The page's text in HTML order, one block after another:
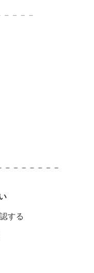
－－－－
－－－－－－－
する